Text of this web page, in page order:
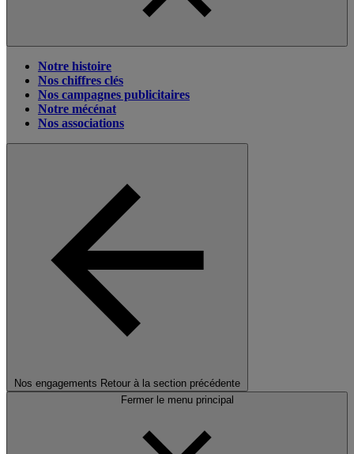
Notre histoire
Nos chiffres clés
Nos campagnes publicitaires
Notre mécénat
Nos associations
Nos engagements Retour à la section précédente
Fermer le menu principal